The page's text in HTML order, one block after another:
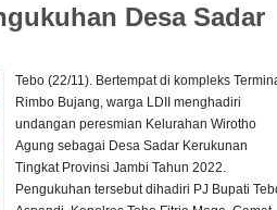
Desa Sadar
Tebo (22/11). Bertempat di kompleks
Rimbo Bujang, warga LDII menghadiri
undangan peresmian Kelurahan Wirotho
Agung sebagai Desa Sadar Kerukunan
Tingkat Provinsi Jambi Tahun 2022.
Pengukuhan tersebut dihadiri PJ Bupati